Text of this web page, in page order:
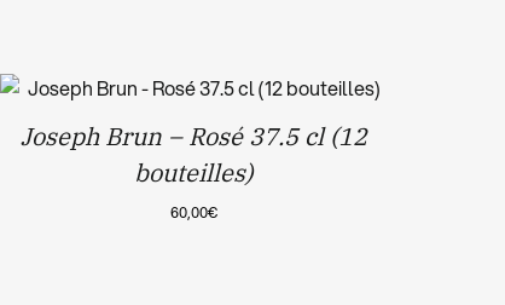
Joseph Brun – Rosé 37.5 cl (12
bouteilles)
60,00€